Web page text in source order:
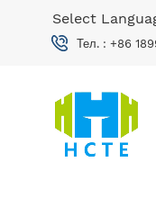
Select
Тел. : +86